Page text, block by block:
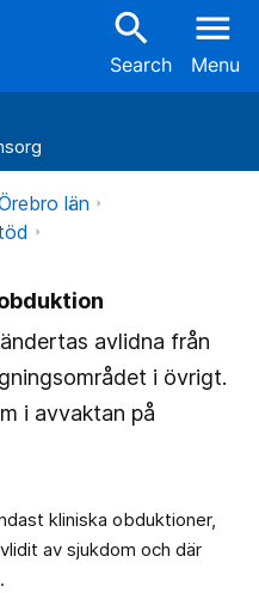
search
Search
menu
Menu
län
avlidna från
i övrigt.
i avvaktan på
kliniska obduktioner,
av sjukdom och där